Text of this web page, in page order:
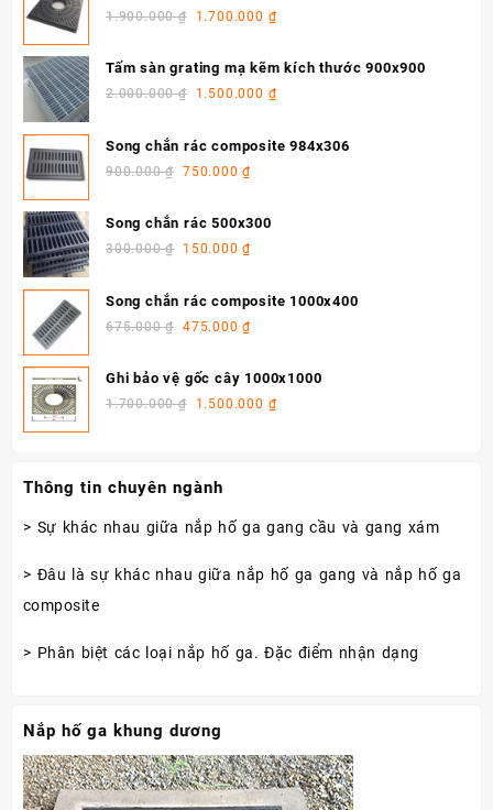
1.900.000₫ 1.700.000 ₫
Tấm sàn grating mạ kẽm kích thước 900x900
2.000.000₫ 1.500.000 ₫
Song chắn rác composite 984x306
900.000₫ 750.000₫
Song chắn rác 500x300
300.000₫ 150.000₫
Song chắn rác composite 1000x400
675.000₫ 475.000₫
Ghi bảo vệ gốc cây 1000x1000
1.700.000₫ 1.500.000 ₫
Thông tin chuyên ngành
> Sự khác nhau giữa nắp hố ga gang cầu và gang xám
> Đâu là sự khác nhau giữa nắp hố ga gang và nắp hố ga
composite
> Phân biệt các loại nắp hố ga. Đặc điểm nhận dạng
Nắp hố ga khung dương